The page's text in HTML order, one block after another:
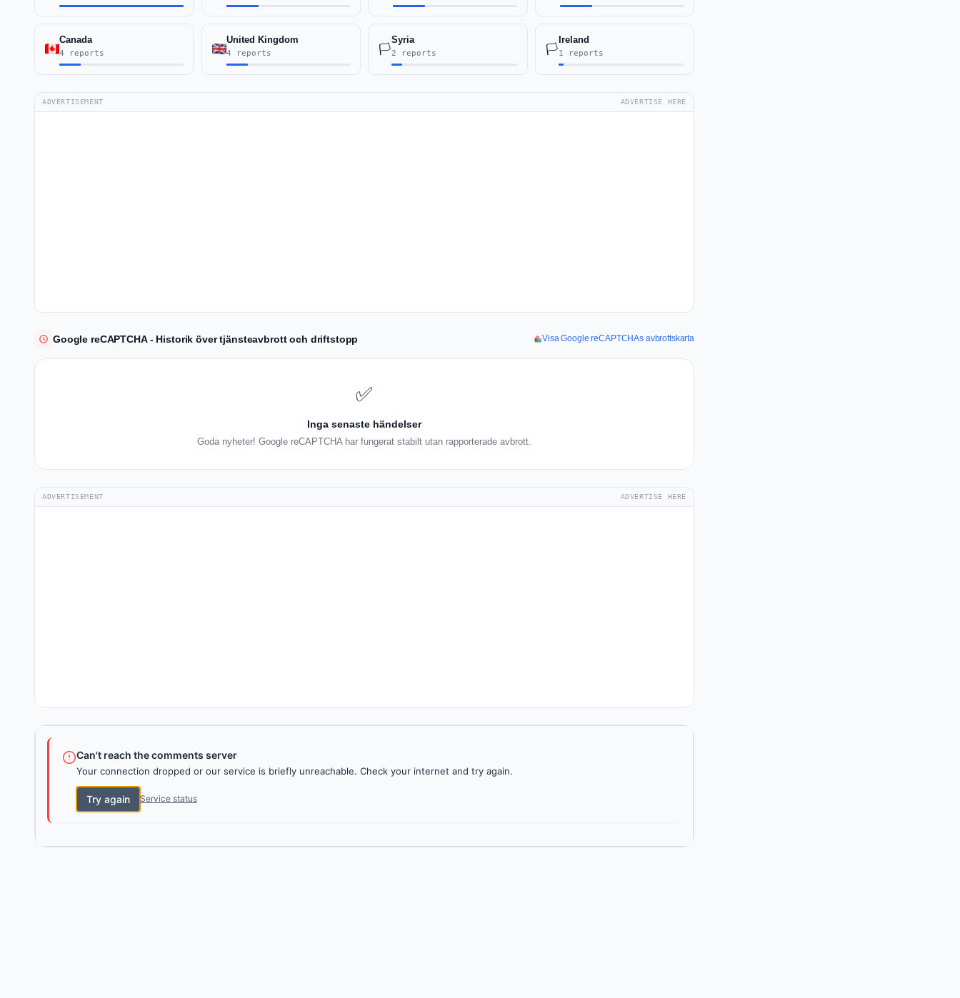
Canada
4 reports
United Kingdom
4 reports 🏳️
Syria
2 reports 🏳️
Ireland
1 reports
ADVERTISEMENT ADVERTISE HERE
Google reCAPTCHA - Historik över tjänsteavbrott och driftstopp Visa Google reCAPTCHAs avbrottskarta
✅
Inga senaste händelser
Goda nyheter! Google reCAPTCHA har fungerat stabilt utan rapporterade avbrott.
ADVERTISEMENT ADVERTISE HERE
Can't reach the comments server
Your connection dropped or our service is briefly unreachable. Check your internet and try again.
Try again Service status